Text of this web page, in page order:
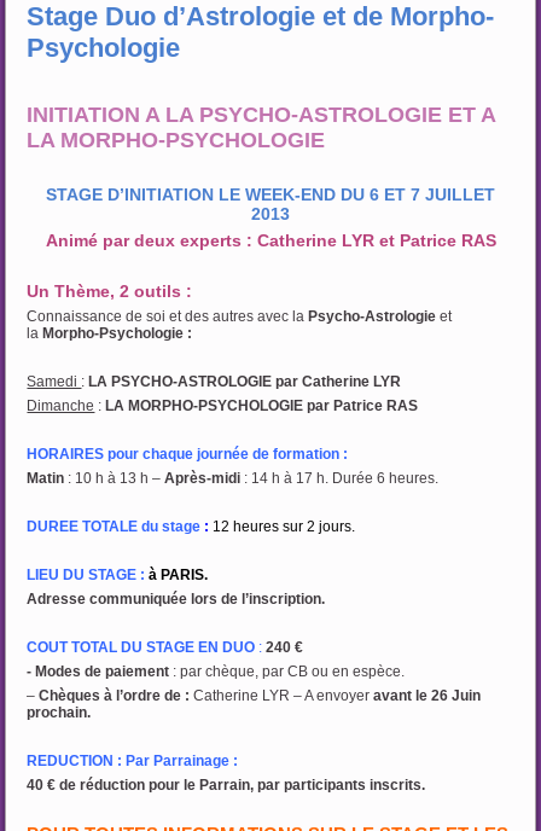
Stage Duo d’Astrologie et de Morpho-
Psychologie
INITIATION A LA PSYCHO-ASTROLOGIE ET A
LA MORPHO-PSYCHOLOGIE
STAGE D’INITIATION LE WEEK-END DU 6 ET 7 JUILLET
2013
Animé par deux experts : Catherine LYR et Patrice RAS
Un Thème, 2 outils :
Connaissance de soi et des autres avec la Psycho-Astrologie et
la Morpho-Psychologie :
Samedi : LA PSYCHO-ASTROLOGIE par Catherine LYR
Dimanche : LA MORPHO-PSYCHOLOGIE par Patrice RAS
HORAIRES pour chaque journée de formation :
Matin : 10 h à 13 h –Après-midi : 14 h à 17 h. Durée 6 heures.
DUREE TOTALE du stage : 12 heures sur 2 jours.
LIEU DU STAGE :à PARIS.
Adresse communiquée lors de l’inscription.
COUT TOTAL DU STAGE EN DUO : 240 €
- Modes de paiement : par chèque, par CB ou en espèce.
–Chèques à l’ordre de :Catherine LYR – A envoyeravant le 26 Juin
prochain.
REDUCTION : Par Parrainage :
40 € de réduction pour le Parrain, par participants inscrits.